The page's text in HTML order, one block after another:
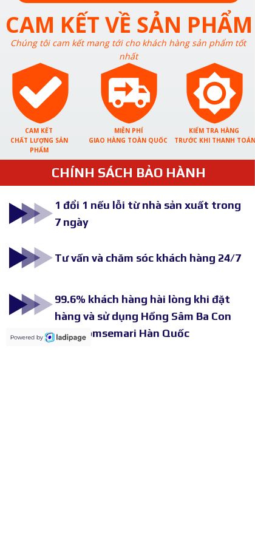
CAM KẾT VỀ SẢN PHẨM
Chúng tôi cam kết mang tới cho khách hàng sản phẩm tốt
nhất
CAM KẾT
CHẤT LƯỢNG SẢN
PHẨM
MIỄN PHÍ
GIAO HÀNG TOÀN QUỐC
KIỂM TRA HÀNG
TRƯỚC KHI THANH TOÁN
CHÍNH SÁCH BẢO HÀNH
1 đổi 1 nếu lỗi từ nhà sản xuất trong
7 ngày
Tư vấn và chăm sóc khách hàng 24/7
99.6% khách hàng hài lòng khi đặt
hàng và sử dụng Hồng Sâm Ba Con
Gấu Gomsemari Hàn Quốc